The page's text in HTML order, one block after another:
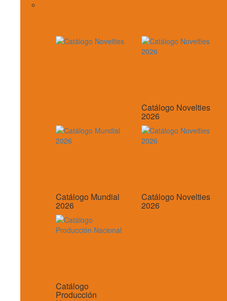
Catálogo Novelties
2026
Catálogo Mundial
2026
Catálogo Novelties
2026
Catálogo
Producción